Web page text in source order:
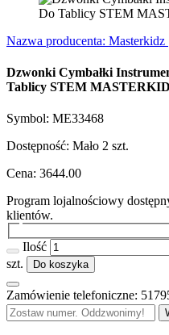
Nazwa producenta: Masterkidz
Dzwonki Cymbałki
Tablicy STEM
Symbol: ME33468
Dostępność: Mało 2 szt.
Cena: 3644.00
Program lojalnościowy
klientów.
Ilość
szt.
Do koszyka
Zamówienie telefoniczne: